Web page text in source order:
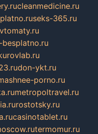
cleanmedicine.ru
seks-365.ru
don-ykt.ru
porno.ru
metropoltravel.ru
rostotsky.ru
casinotablet.ru
termomur.ru